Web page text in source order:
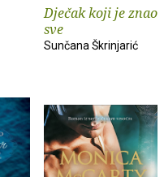
Dječak koji je znao
sve
Sunčana Škrinjarić